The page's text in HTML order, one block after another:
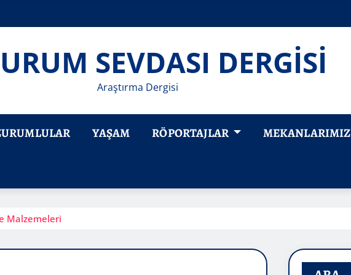
SEVDASI DERGİSİ
Araştırma Dergisi
YAŞAM RÖPORTAJLAR MEKANLARIMIZ
Malzemeleri